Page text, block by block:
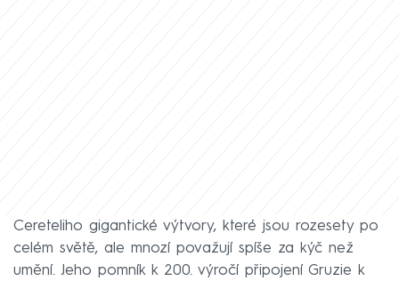
Cereteliho gigantické výtvory, které jsou rozesety po
celém světě, ale mnozí považují spíše za kýč než
umění. Jeho pomník k 200. výročí připojení Gruzie k